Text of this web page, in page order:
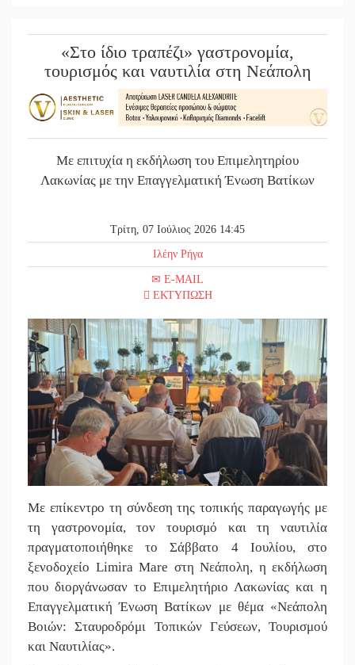
«Στο ίδιο τραπέζι» γαστρονομία,
τουρισμός και ναυτιλία στη Νεάπολη
Με επιτυχία η εκδήλωση του Επιμελητηρίου
Λακωνίας με την Επαγγελματική Ένωση Βατίκων
Τρίτη, 07 Ιούλιος 2026 14:45
Ιλέην Ρήγα
E-MAIL
ΕΚΤΥΠΩΣΗ
Με επίκεντρο τη σύνδεση της τοπικής παραγωγής με
τη γαστρονομία, τον τουρισμό και τη ναυτιλία
πραγματοποιήθηκε το Σάββατο 4 Ιουλίου, στο
ξενοδοχείο Limira Mare στη Νεάπολη, η εκδήλωση
που διοργάνωσαν το Επιμελητήριο Λακωνίας και η
Επαγγελματική Ένωση Βατίκων με θέμα «Νεάπολη
Βοιών: Σταυροδρόμι Τοπικών Γεύσεων, Τουρισμού
και Ναυτιλίας».